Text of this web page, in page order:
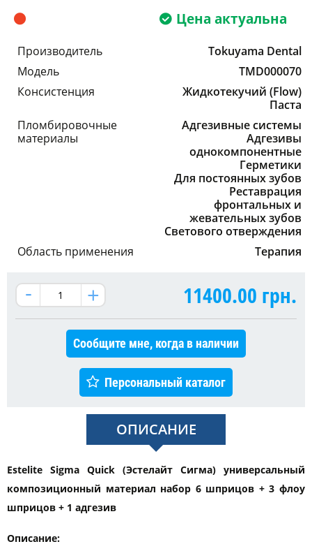
Цена актуальна
Производитель
Tokuyama Dental
Модель
TMD000070
Консистенция
Жидкотекучий (Flow)
Паста
Пломбировочные
материалы
Адгезивные системы
Адгезивы
однокомпонентные
Герметики
Для постоянных зубов
Реставрация
фронтальных и
жевательных зубов
Светового отверждения
Область применения
Терапия
11400.00 грн.
Сообщите мне, когда в наличии
Персональный каталог
ОПИСАНИЕ
Estelite Sigma Quick (Эстелайт Сигма) универсальный
композиционный материал набор 6 шприцов + 3 флоу
шприцов + 1 адгезив
Описание: